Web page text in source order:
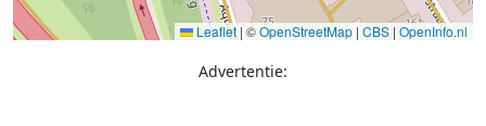
Leaflet | ©OpenStreetMap | CBS | OpenInfo.nl
Advertentie: